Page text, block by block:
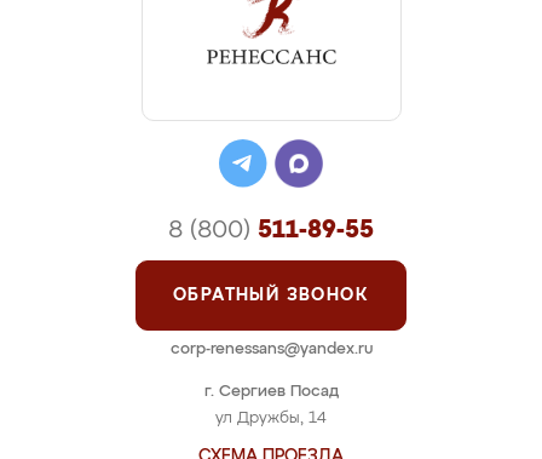
г. Сергиев Посад
ул Дружбы, 14
8 (800) 511-89-55
ОБРАТНЫЙ ЗВОНОК
corp-renessans@yandex.ru